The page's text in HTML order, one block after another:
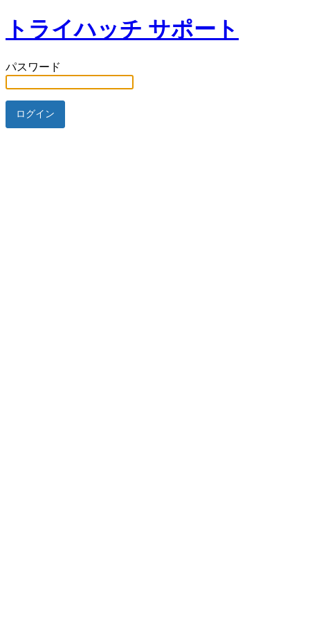
トライハッチ サポート
パスワード